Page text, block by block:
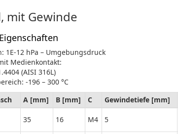
mit Gewinde
1E-12 hPa – Umgebungsdruck
Medienkontakt:
(AISI 316L)
-196 – 300 °C
A [mm] B [mm] C Gewindetiefe [mm]
35 16 M4 5